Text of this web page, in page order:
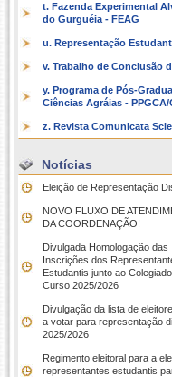
t. Fazenda Experimental
do Gurguéia - FEAG
u. Representação
v. Trabalho de Conclusão
y. Programa de Pós-
Ciências Agráias - PPGCA/
z. Revista Comunicata
Notícias
Eleição de Representação
NOVO FLUXO DE
DA COORDENAÇÃO!
Divulgada Homologação das
Inscrições dos
Estudantis junto ao
Curso 2025/2026
Divulgação da lista de
a votar para representação
2025/2026
Regimento eleitoral para a
representantes estudantis